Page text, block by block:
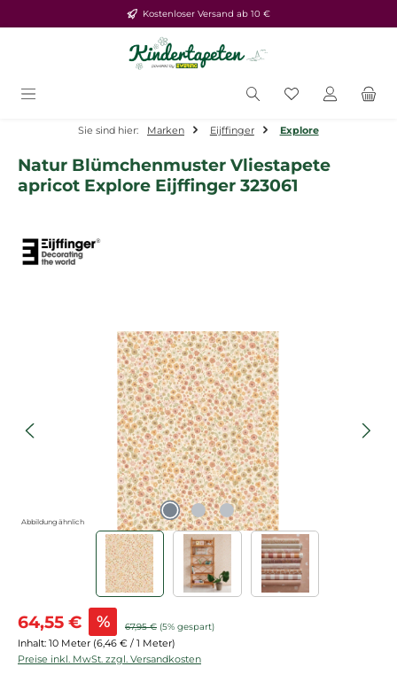
Zum Hauptinhalt springenKostenloser Versand ab 10 €
Du hast 0
Sie sind hier: Marken Eijffinger Explore
Natur Blümchenmuster Vliestapete
apricot Explore Eijffinger 323061
Bildergalerie überspringen
Abbildung ähnlich
Verkaufspreis:
64,55 € % Regulärer Preis:
67,95 € (5% gespart)
Inhalt: 10 Meter (6,46 € / 1 Meter)
Preise inkl. MwSt. zzgl. Versandkosten